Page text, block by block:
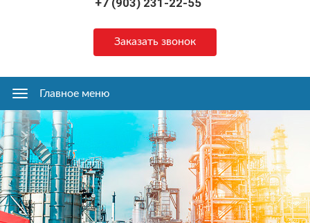
+7 (903) 231-22-55
Заказать звонок
Главное
меню
Главное меню